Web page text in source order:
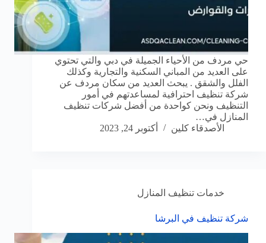
حي مردف من الأحياء الجميلة في دبي والتي تحتوي
على العديد من المباني السكنية والتجارية وكذلك
الفلل والشقق . يبحث العديد من سكان مردف عن
شركة تنظيف احترافية لمساعدتهم في أمور
التنظيف ونحن كواحدة من أفضل شركات تنظيف
المنازل في…
الأصدقاء كلين
أكتوبر 24, 2023
خدمات تنظيف المنازل
شركة تنظيف في البرشا